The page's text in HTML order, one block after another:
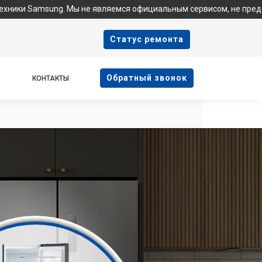
Мы не являемся официальным сервисом, не предоставляем
Cтатус ремонта
КОНТАКТЫ Oбратный звонок